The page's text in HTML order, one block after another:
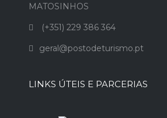
MATOSINHOS
(+351) 229 386 364
geral@postodeturismo.pt
LINKS ÚTEIS E PARCERIAS